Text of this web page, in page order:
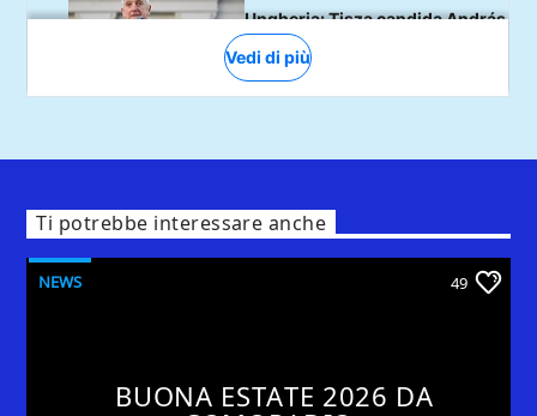
Ti potrebbe interessare anche
NEWS 49
BUONA ESTATE 2026 DA